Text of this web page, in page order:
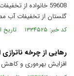
گلستان از تخفیفات آب مصرفی در6 ماهه سال
کد خبر: ۱۳۳۴۵۲۵ تاریخ انتشار : ۱۴۰۴/۰۹/۲۴
رهایی از چرخه
افزایش بهره‌وری و کاهش